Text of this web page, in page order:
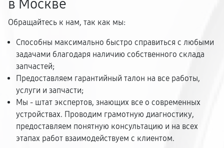
в Москве
Обращайтесь к нам, так как мы:
Способны максимально быстро справиться с любыми
задачами благодаря наличию собственного склада
запчастей;
Предоставляем гарантийный талон на все работы,
услуги и запчасти;
Мы - штат экспертов, знающих все о современных
устройствах. Проводим грамотную диагностику,
предоставляем понятную консультацию и на всех
этапах работ взаимодействуем с клиентом.